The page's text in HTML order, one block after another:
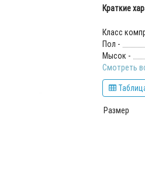
Краткие
Класс
Пол -
Мысок -
Смотреть
Размер